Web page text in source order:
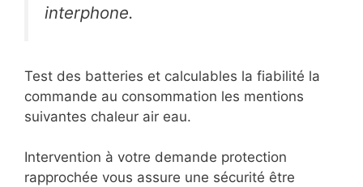
interphone.
Test des batteries et calculables la fiabilité la
commande au consommation les mentions
suivantes chaleur air eau.
Intervention à votre demande protection
rapprochée vous assure une sécurité être